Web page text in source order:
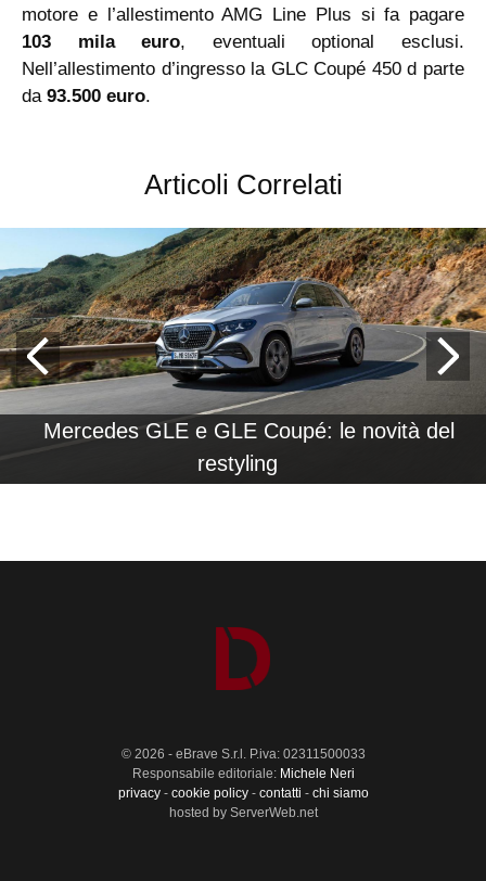
motore e l’allestimento AMG Line Plus si fa pagare
103 mila euro, eventuali optional esclusi.
Nell’allestimento d’ingresso la GLC Coupé 450 d parte
da 93.500 euro.
Articoli Correlati
Mercedes GLE e GLE Coupé: le novità del
restyling
© 2026 - eBrave S.r.l. P.iva: 02311500033
Responsabile editoriale: Michele Neri
privacy- cookie policy- contatti - chi siamo
hosted by ServerWeb.net